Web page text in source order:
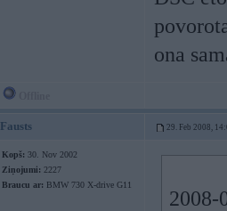
ona
Fausts 29. Feb 2008,
Kopš: 30. Nov 2002
Ziņojumi: 2227
Braucu ar: BMW 730 X-drive G11
2008-